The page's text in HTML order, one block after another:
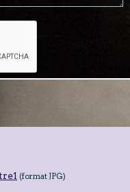
(format JPG)